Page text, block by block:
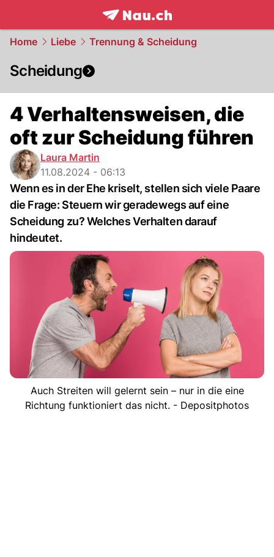
frontpage.NAU.ch
Home Liebe Trennung & Scheidung
Scheidung
4 Verhaltensweisen, die
oft zur Scheidung führen
Laura Martin
11.08.2024 - 06:13
Wenn es in der Ehe kriselt, stellen sich viele Paare
die Frage: Steuern wir geradewegs auf eine
Scheidung zu? Welches Verhalten darauf
hindeutet.
Auch Streiten will gelernt sein – nur in die eine
Richtung funktioniert das nicht. - Depositphotos